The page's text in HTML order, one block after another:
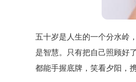
五十岁是人生的一个分水岭
是智慧。只有把自己照顾好
都能手握底牌，笑看夕阳，